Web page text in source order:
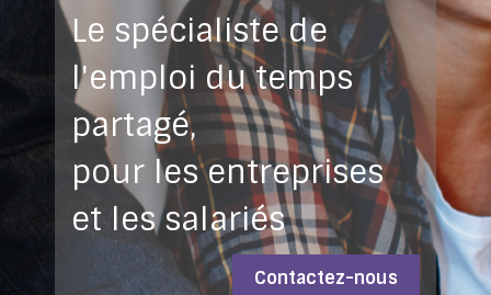
Le spécialiste de
l'emploi du temps
partagé,
pour les entreprises
et les salariés
Contactez-nous